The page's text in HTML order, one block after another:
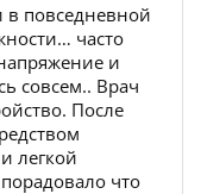
в повседневной
часто
и
совсем.. Врач
После
легкой
что